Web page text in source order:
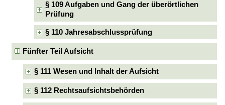
§ 109 Aufgaben und Gang der überörtlichen
Prüfung
§ 110 Jahresabschlussprüfung
Fünfter Teil Aufsicht
§ 111 Wesen und Inhalt der Aufsicht
§ 112 Rechtsaufsichtsbehörden